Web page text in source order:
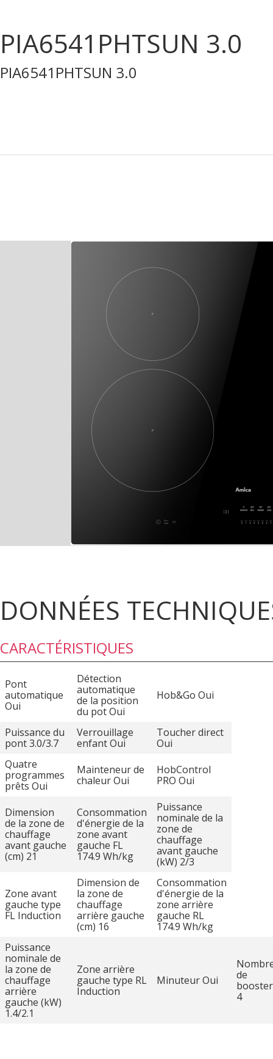
PIA6541PHTSUN 3.0
PIA6541PHTSUN 3.0
DONNÉES
CARACTÉRISTIQUES
Pont
automatique
Oui
Détection
automatique
de la position
du pot Oui
Hob&Go Oui
Puissance du
pont 3.0/3.7
Verrouillage
enfant Oui
Toucher direct
Oui
Quatre
programmes
prêts Oui
Mainteneur de
chaleur Oui
HobControl
PRO Oui
Dimension
de la zone de
chauffage
avant gauche
(cm) 21
Consommation
d'énergie de la
zone avant
gauche FL
174.9 Wh/kg
Puissance
nominale de la
zone de
chauffage
avant gauche
(kW) 2/3
Zone avant
gauche type
FL Induction
Dimension de
la zone de
chauffage
arrière gauche
(cm) 16
Consommation
d'énergie de la
zone arrière
gauche RL
174.9 Wh/kg
Puissance
nominale de
la zone de
chauffage
arrière
gauche (kW)
1.4/2.1
Zone arrière
gauche type RL
Induction
Minuteur Oui
de
4